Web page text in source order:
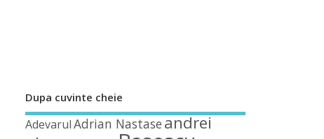
Dupa cuvinte cheie
Adevarul Adrian Nastaseandrei